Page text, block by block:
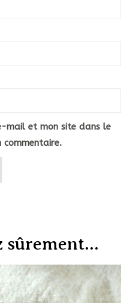
mail et mon site dans le
sûrement...